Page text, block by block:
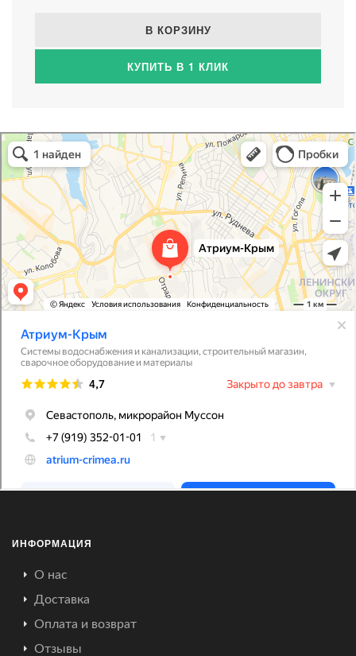
В КОРЗИНУ
КУПИТЬ В 1 КЛИК
Атриум-Крым
Системы водоснабжения, отопления, канализации в Севастополе
Снабжение строительных объектов в Севастополе
ИНФОРМАЦИЯ
О нас
Доставка
Оплата и возврат
Отзывы